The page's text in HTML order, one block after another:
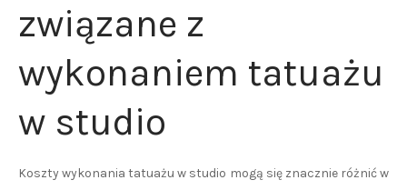
związane z
wykonaniem tatuażu
w studio
Koszty wykonania tatuażu w studio mogą się znacznie różnić w